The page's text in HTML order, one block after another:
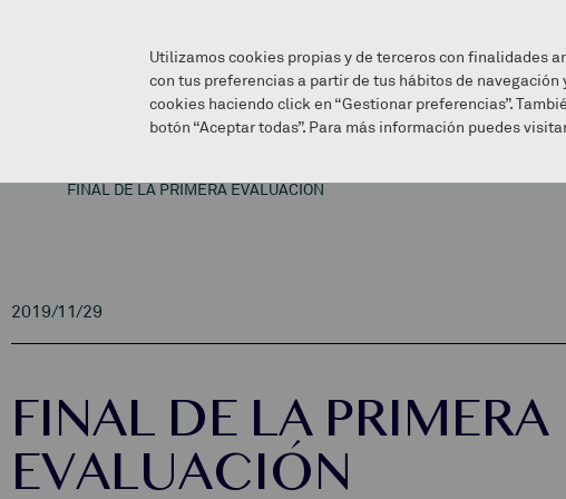
FINAL DE LA PRIMERA EVALUACIÓN
2019/11/29
FINAL DE LA PRIMERA
EVALUACIÓN
Utilizamos cookies propias y de terceros con finalidades
con tus preferencias a partir de tus hábitos de
cookies haciendo click en “Gestionar preferencias”.
botón “Aceptar todas”. Para más información puedes